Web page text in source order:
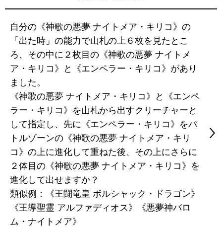
自分の《神歌の悪夢 ナイトメア・キリコ》の
「出た時」の能力で山札の上６枚を見たとこ
ろ、その中に２枚目の《神歌の悪夢 ナイトメ
ア・キリコ》と《エンペラー・キリコ》があり
ました。
《神歌の悪夢 ナイトメア・キリコ》と《エンペ
ラー・キリコ》を山札から出すクリーチャーと
して指定し、先に《エンペラー・キリコ》をバ
トルゾーンの《神歌の悪夢 ナイトメア・キリ
コ》の上に進化して重ねた後、その上にさらに
２体目の《神歌の悪夢 ナイトメア・キリコ》を
進化して出せますか？
類似例：《王闘竜皇 ボルシャック・ドラゴン》
《王導聖霊 アルファディオス》《悪夢神バロ
ム・ナイトメア》